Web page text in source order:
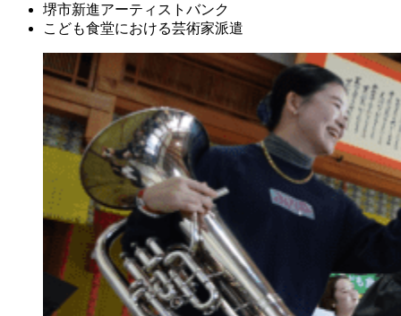
堺市新進アーティストバンク
こども食堂における芸術家派遣